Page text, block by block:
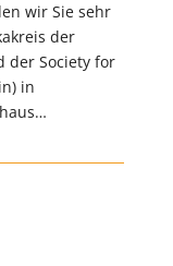
wir Sie sehr
der
der Society for
in